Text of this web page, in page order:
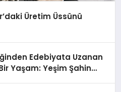
Üretim Üssünü
Edebiyata Uzanan
Yaşam: Yeşim Şahin